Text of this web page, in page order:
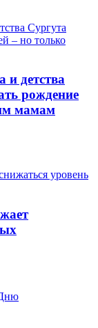
и детства
рождение
мамам